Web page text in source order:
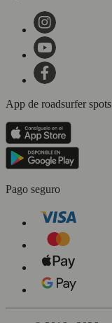
App de roadsurfer spots
Pago seguro